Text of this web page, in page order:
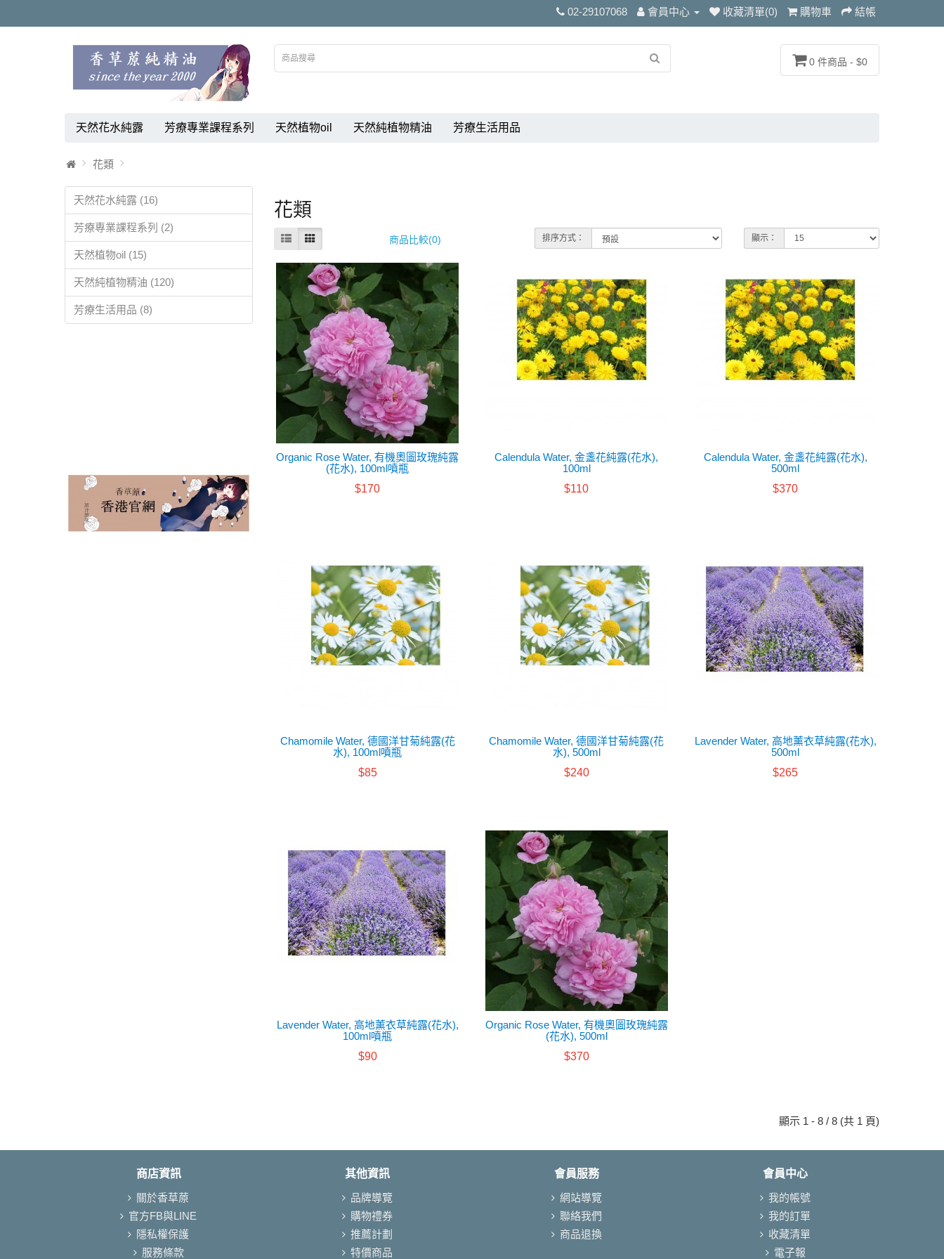
02-29107068 會員中心 收藏清單(0) 購物車 結帳
0 件商品 - $0
天然花水純露 芳療專業課程系列 天然植物oil 天然純植物精油 芳療生活用品
花類
天然花水純露 (16)
芳療專業課程系列 (2)
天然植物oil (15)
天然純植物精油 (120)
芳療生活用品 (8)
花類
商品比較(0) 排序方式： 顯示：
Organic Rose Water, 有機奧圖玫瑰純露
(花水), 100ml噴瓶
$170
Calendula Water, 金盞花純露(花水),
100ml
$110
Calendula Water, 金盞花純露(花水),
500ml
$370
Chamomile Water, 德國洋甘菊純露(花
水), 100ml噴瓶
$85
Chamomile Water, 德國洋甘菊純露(花
水), 500ml
$240
Lavender Water, 高地薰衣草純露(花水),
500ml
$265
Lavender Water, 高地薰衣草純露(花水),
100ml噴瓶
$90
Organic Rose Water, 有機奧圖玫瑰純露
(花水), 500ml
$370
顯示 1 - 8 / 8 (共 1 頁)
商店資訊
關於香草蒝
官方FB與LINE
隱私權保護
服務條款
其他資訊
品牌導覽
購物禮券
推薦計劃
特價商品
會員服務
網站導覽
聯絡我們
商品退換
會員中心
我的帳號
我的訂單
收藏清單
電子報